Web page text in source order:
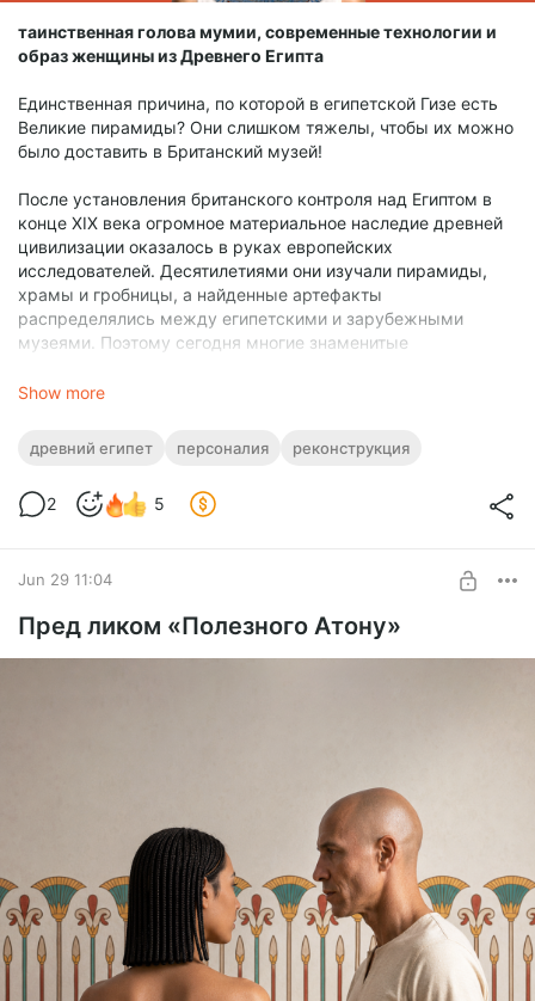
таинственная голова мумии, современные технологии и
образ женщины из Древнего Египта
Единственная причина, по которой в египетской Гизе есть
Великие пирамиды? Они слишком тяжелы, чтобы их можно
было доставить в Британский музей!
После установления британского контроля над Египтом в
конце XIX века огромное материальное наследие древней
цивилизации оказалось в руках европейских
исследователей. Десятилетиями они изучали пирамиды,
храмы и гробницы, а найденные артефакты
распределялись между египетскими и зарубежными
музеями. Поэтому сегодня многие знаменитые
музеях Великобритании, Франции, Германии и США.
Одним из британских учёных, посвятивших свою карьеру
Древнему Египту, был анатом и антрополог Фредерик Вуд
масштабным археологическим исследованиям Нубии,
человеческие останки из древних захоронений. После
преподавал анатомию в университетах Аделаиды и
Show more
древний египет персоналия реконструкция
2 5
Jun 29 11:04
Пред ликом «Полезного Атону»